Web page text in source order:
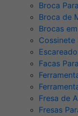
Broca
Broca de
Brocas
Cossinete
Facas
Fresa de
Fresas